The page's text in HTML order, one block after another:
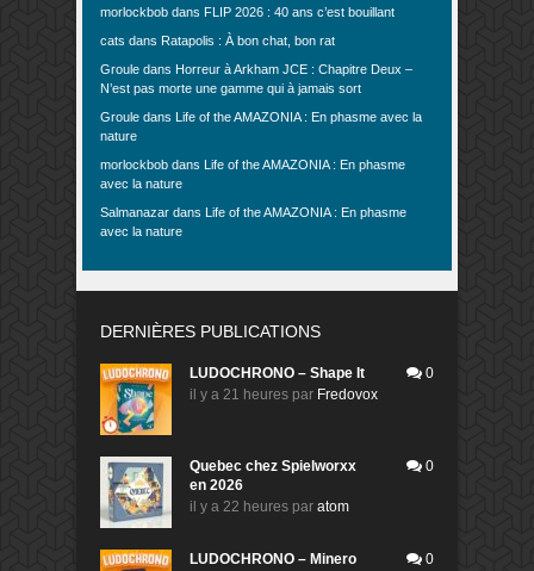
morlockbob dans FLIP 2026 : 40 ans c’est bouillant
cats dans Ratapolis : À bon chat, bon rat
Groule dans Horreur à Arkham JCE : Chapitre Deux –
N’est pas morte une gamme qui à jamais sort
Groule dans Life of the AMAZONIA : En phasme avec la
nature
morlockbob dans Life of the AMAZONIA : En phasme
avec la nature
Salmanazar dans Life of the AMAZONIA : En phasme
avec la nature
DERNIÈRES PUBLICATIONS
LUDOCHRONO – Shape It
il y a 21 heures par Fredovox
0
Quebec chez Spielworxx
en 2026
il y a 22 heures par atom
0
LUDOCHRONO – Minero
0